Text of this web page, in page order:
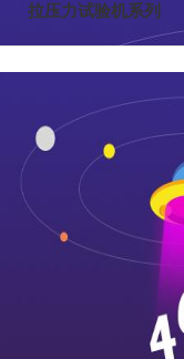
拉压力试验机系列